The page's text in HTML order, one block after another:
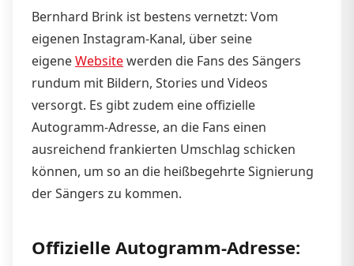
Bernhard Brink ist bestens vernetzt: Vom
eigenen Instagram-Kanal, über seine
eigeneWebsitewerden die Fans des Sängers
rundum mit Bildern, Stories und Videos
versorgt. Es gibt zudem eine offizielle
Autogramm-Adresse, an die Fans einen
ausreichend frankierten Umschlag schicken
können, um so an die heißbegehrte Signierung
der Sängers zu kommen.
Offizielle Autogramm-Adresse: